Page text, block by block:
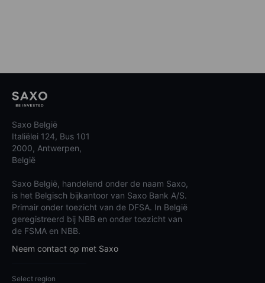
Saxo België
Italiëlei 124, Bus 101
2000, Antwerpen,
België
Saxo België, handelend onder de naam Saxo,
is het Belgisch bijkantoor van Saxo Bank A/S.
Primair onder toezicht van de DFSA. In België
geregistreerd bij NBB en onder toezicht van
de FSMA en NBB.
Neem contact op met Saxo
Select region